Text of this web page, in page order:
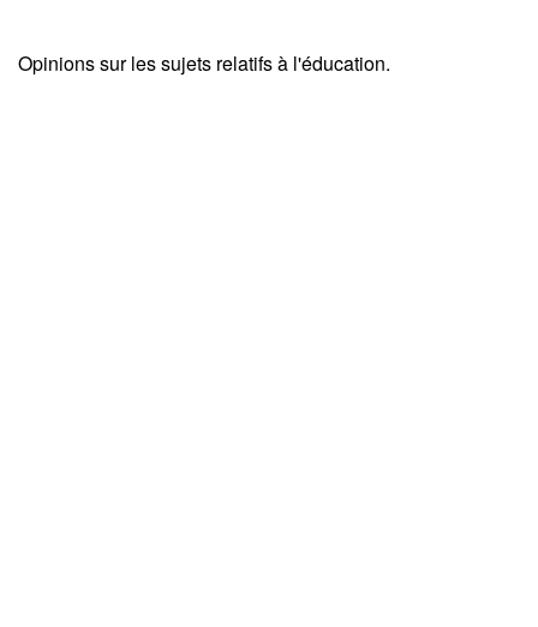
Opinions sur les sujets relatifs à l'éducation.